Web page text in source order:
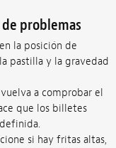
problemas
la posición de
pastilla y la gravedad
a comprobar el
que los billetes
si hay fritas altas,